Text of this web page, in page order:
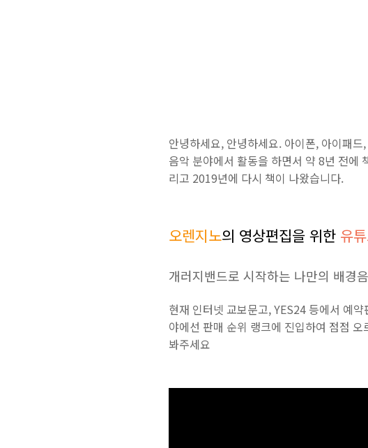
안녕하세요, 안녕하세요. 아이폰, 아이패
음악 분야에서 활동을 하면서 약 8년 전에
리고 2019년에 다시 책이 나왔습니다.
오렌지노의 영상편집을 위한 유
개러지밴드로 시작하는 나만의 배경
현재 인터넷 교보문고, YES24 등에서 예약
야에선 판매 순위 랭크에 진입하여 점점 오
봐주세요